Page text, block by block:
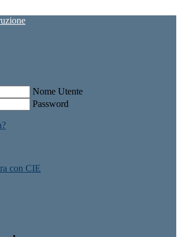
Nome Utente
Password
con CIE